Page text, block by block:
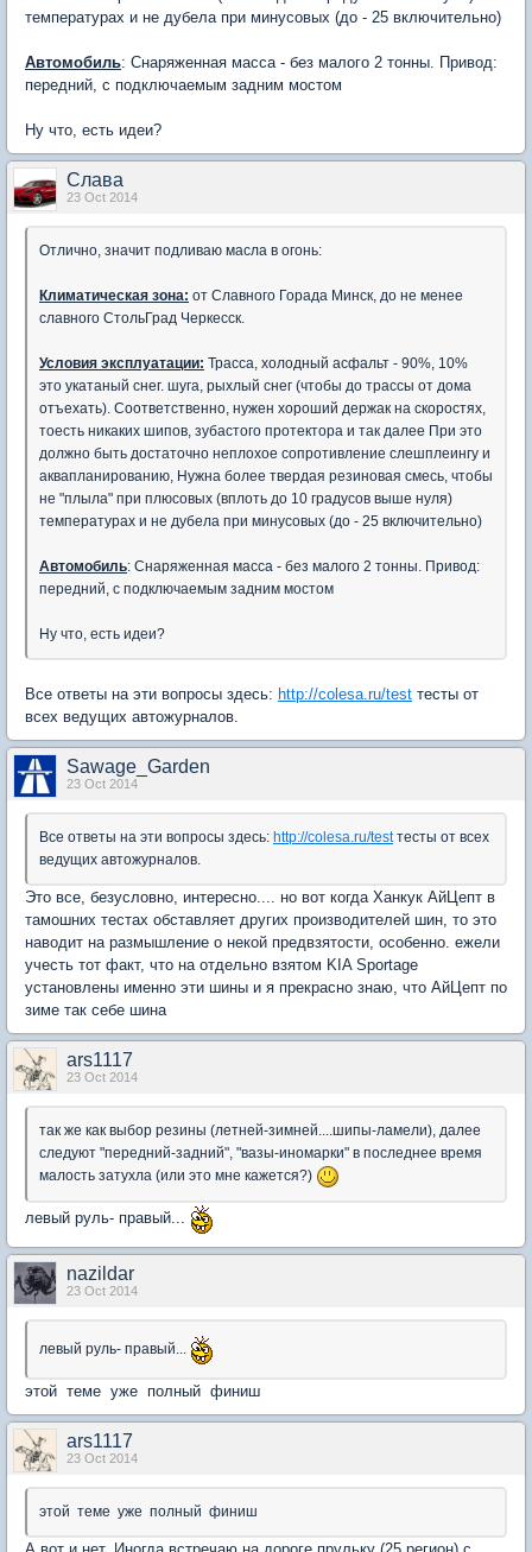
температурах и не дубела при минусовых (до - 25 включительно)
Автомобиль: Снаряженная масса - без малого 2 тонны. Привод:
передний, с подключаемым задним мостом
Ну что, есть идеи?
Слaва
23 Oct 2014
Отлично, значит подливаю масла в огонь:
Климатическая зона: от Славного Горада Минск, до не менее
славного СтольГрад Черкесск.
Условия эксплуатации: Трасса, холодный асфальт - 90%, 10%
это укатаный снег. шуга, рыхлый снег (чтобы до трассы от дома
отъехать). Соответственно, нужен хороший держак на скоростях,
тоесть никаких шипов, зубастого протектора и так далее При это
должно быть достаточно неплохое сопротивление слешплеингу и
аквапланированию, Нужна более твердая резиновая смесь, чтобы
не "плыла" при плюсовых (вплоть до 10 градусов выше нуля)
температурах и не дубела при минусовых (до - 25 включительно)
Автомобиль: Снаряженная масса - без малого 2 тонны. Привод:
передний, с подключаемым задним мостом
Ну что, есть идеи?
Все ответы на эти вопросы здесь: http://colesa.ru/test тесты от
всех ведущих автожурналов.
Sawage_Garden
23 Oct 2014
Все ответы на эти вопросы здесь: http://colesa.ru/testтесты от всех
ведущих автожурналов.
Это все, безусловно, интересно.... но вот когда Ханкук АйЦепт в
тамошних тестах обставляет других производителей шин, то это
наводит на размышление о некой предвзятости, особенно. ежели
учесть тот факт, что на отдельно взятом KIA Sportage
установлены именно эти шины и я прекрасно знаю, что АйЦепт по
зиме так себе шина
ars1117
23 Oct 2014
так же как выбор резины (летней-зимней....шипы-ламели), далее
следуют "передний-задний", "вазы-иномарки" в последнее время
малость затухла (или это мне кажется?)
левый руль- правый...
nazildar
23 Oct 2014
левый руль- правый...
этой теме уже полный финиш
ars1117
23 Oct 2014
этой теме уже полный финиш